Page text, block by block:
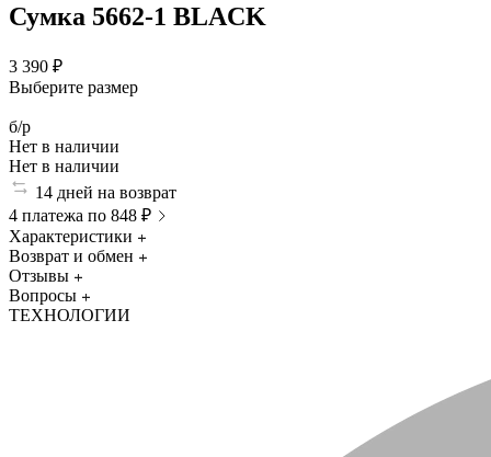
Сумка 5662-1 BLACK
3 390 ₽
Выберите размер
б/р
Нет в наличии
Нет в наличии
14 дней на возврат
4 платежа по 848 ₽
Характеристики
Возврат и обмен
Отзывы
Вопросы
ТЕХНОЛОГИИ